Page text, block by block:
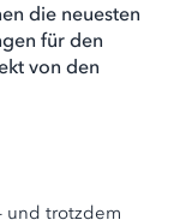
die neuesten
für den
von den
und trotzdem